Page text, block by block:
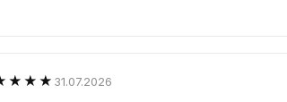
31.07.2026